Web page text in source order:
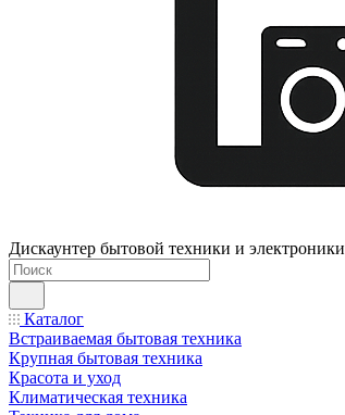
Дискаунтер бытовой техники и электроники
Каталог
Встраиваемая бытовая техника
Крупная бытовая техника
Красота и уход
Климатическая техника